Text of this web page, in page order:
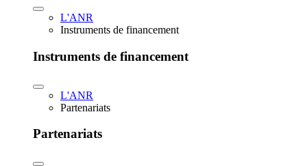
L'ANR
Instruments de financement
Instruments de financement
L'ANR
Partenariats
Partenariats